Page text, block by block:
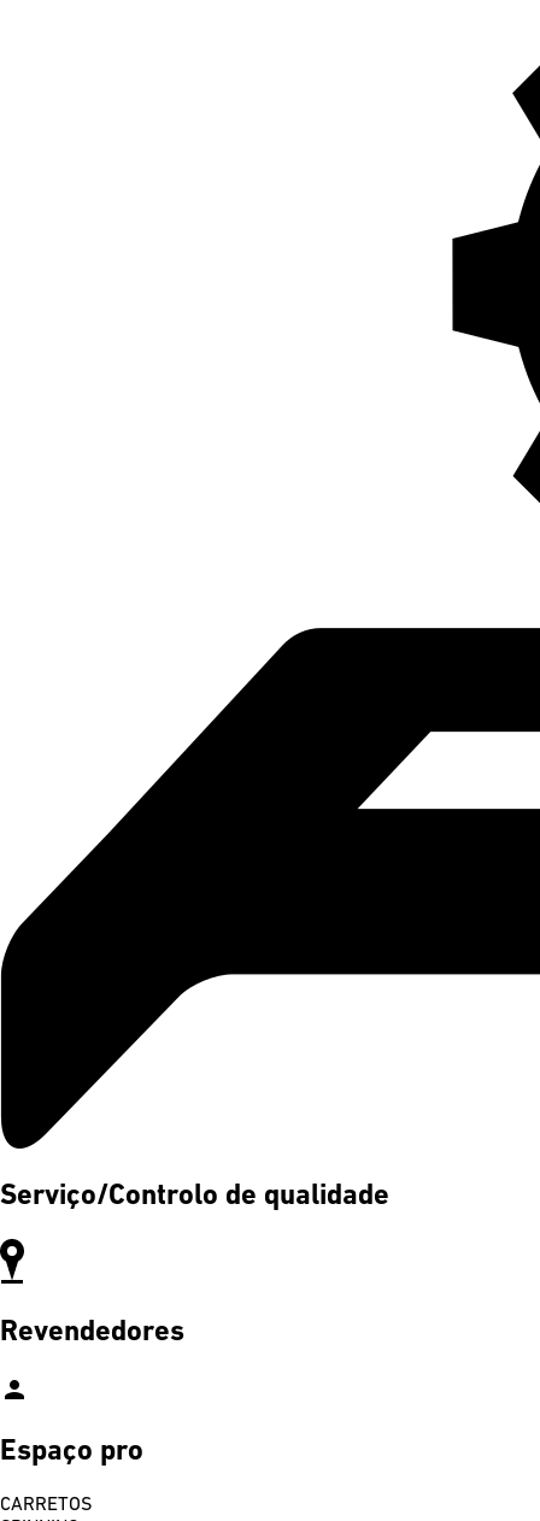
Serviço/Controlo de qualidade
Revendedores
person
Espaço pro
CARRETOS